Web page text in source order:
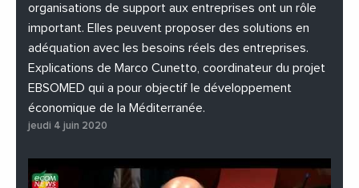
organisations de support aux entreprises ont un rôle
important. Elles peuvent proposer des solutions en
adéquation avec les besoins réels des entreprises.
Explications de Marco Cunetto, coordinateur du projet
EBSOMED qui a pour objectif le développement
économique de la Méditerranée.
jeudi 4 juin 2020